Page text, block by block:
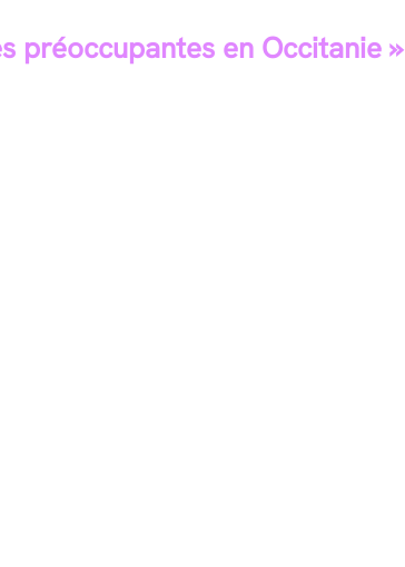
préoccupantes en Occitanie »